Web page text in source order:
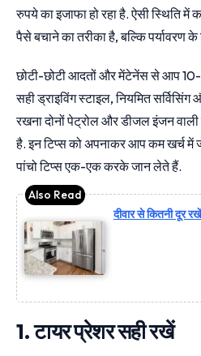
रुपये का इजाफा हो रहा है. ऐसी स्थिति में
पैसे बचाने का तरीका है, बल्कि पर्यावरण
छोटी-छोटी आदतों और मेंटेनेंस से आप
सही ड्राइविंग स्टाइल, नियमित
रखना दोनों पेट्रोल और डीजल इंजन
है. इन टिप्स को अपनाकर आप कम खर्च में
पांचो टिप्स एक-एक करके जान लेते हैं.
दीवार से कितनी दूर
1. टायर प्रेशर सही रखें